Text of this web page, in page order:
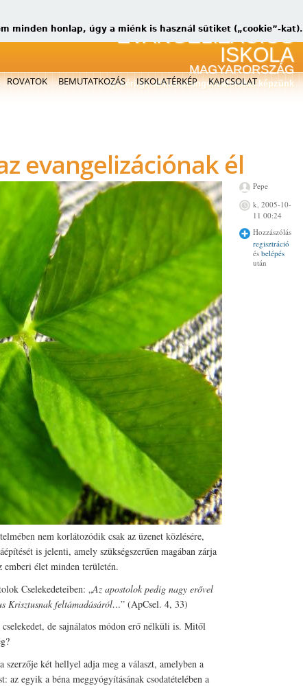
minden honlap, úgy a miénk is használ sütiket („cookie”-kat).
új, kérügmatikus evangelizátorokat képzünk
ROVATOK BEMUTATKOZÁS ISKOLATÉRKÉP KAPCSOLAT
evangelizációnak él
nem korlátozódik csak az üzenet közlésére,
is jelenti, amely szükségszerűen magában zárja
emberi élet minden területén.
Cselekedeteiben: „Az apostolok pedig nagy erővel
Krisztusnak feltámadásáról…” (ApCsel. 4, 33)
de sajnálatos módon erő nélküli is. Mitől
szerzője két hellyel adja meg a választ, amelyben a
az egyik a béna meggyógyításának csodatételében a
Pepe
k, 2005-10-
11 00:24
Hozzászólás
regisztráció
és belépés
után